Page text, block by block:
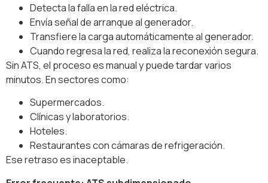
Detecta la falla en la red eléctrica.
Envía señal de arranque al generador.
Transfiere la carga automáticamente al generador.
Cuando regresa la red, realiza la reconexión segura.
Sin ATS, el proceso es manual y puede tardar varios
minutos. En sectores como:
Supermercados.
Clínicas y laboratorios.
Hoteles.
Restaurantes con cámaras de refrigeración.
Ese retraso es inaceptable.